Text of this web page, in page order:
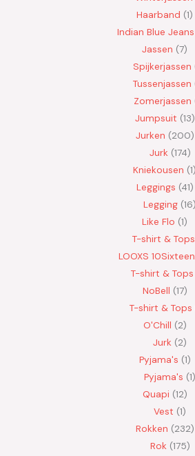
Haarband 1
Indian Blue Jeans
Jassen 7
Spijkerjassen
Tussenjassen
Zomerjassen
Jumpsuit 13
Jurken 200
Jurk 174
Kniekousen 1
Leggings 41
Legging 16
Like Flo 1
T-shirt & Tops
LOOXS 10Sixteen
T-shirt & Tops
NoBell 17
T-shirt & Tops
O'Chill 2
Jurk 2
Pyjama's 1
Pyjama's 1
Quapi 12
Vest 1
Rokken 232
Rok 175